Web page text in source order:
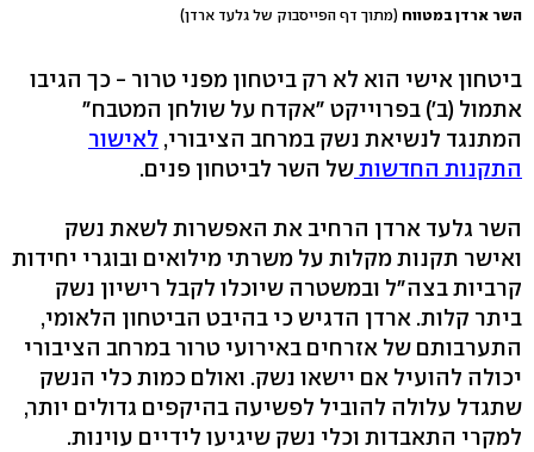
השר ארדן במטווח (מתוך דף הפייסבוק של גלעד ארדן)
ביטחון אישי הוא לא רק ביטחון מפני טרור - כך הגיבו
אתמול (ב') בפרוייקט "אקדח על שולחן המטבח"
המתנגד לנשיאת נשק במרחב הציבורי, לאישור
התקנות החדשותשל השר לביטחון פנים.
השר גלעד ארדן הרחיב את האפשרות לשאת נשק
ואישר תקנות מקלות על משרתי מילואים ובוגרי יחידות
קרביות בצה"ל ובמשטרה שיוכלו לקבל רישיון נשק
ביתר קלות. ארדן הדגיש כי בהיבט הביטחון הלאומי,
התערבותם של אזרחים באירועי טרור במרחב הציבורי
יכולה להועיל אם יישאו נשק. ואולם כמות כלי הנשק
שתגדל עלולה להוביל לפשיעה בהיקפים גדולים יותר,
למקרי התאבדות וכלי נשק שיגיעו לידיים עוינות.